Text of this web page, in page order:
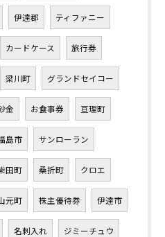
伊達郡 ティファニー
カードケース 旅行券
梁川町 グランドセイコー
金 お食事券 亘理町
島市 サンローラン
田町 桑折町 クロエ
元町 株主優待券 伊達市
名刺入れ ジミーチュウ